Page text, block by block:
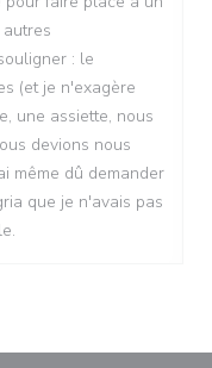
: le
(et je n'exagère
une assiette, nous
devions nous
même dû demander
que je n'avais pas